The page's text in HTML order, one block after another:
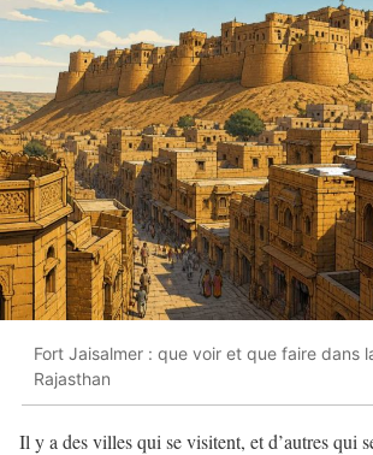
Fort Jaisalmer : que voir et que faire dans
Rajasthan
Il y a des villes qui se visitent, et d’autres qui